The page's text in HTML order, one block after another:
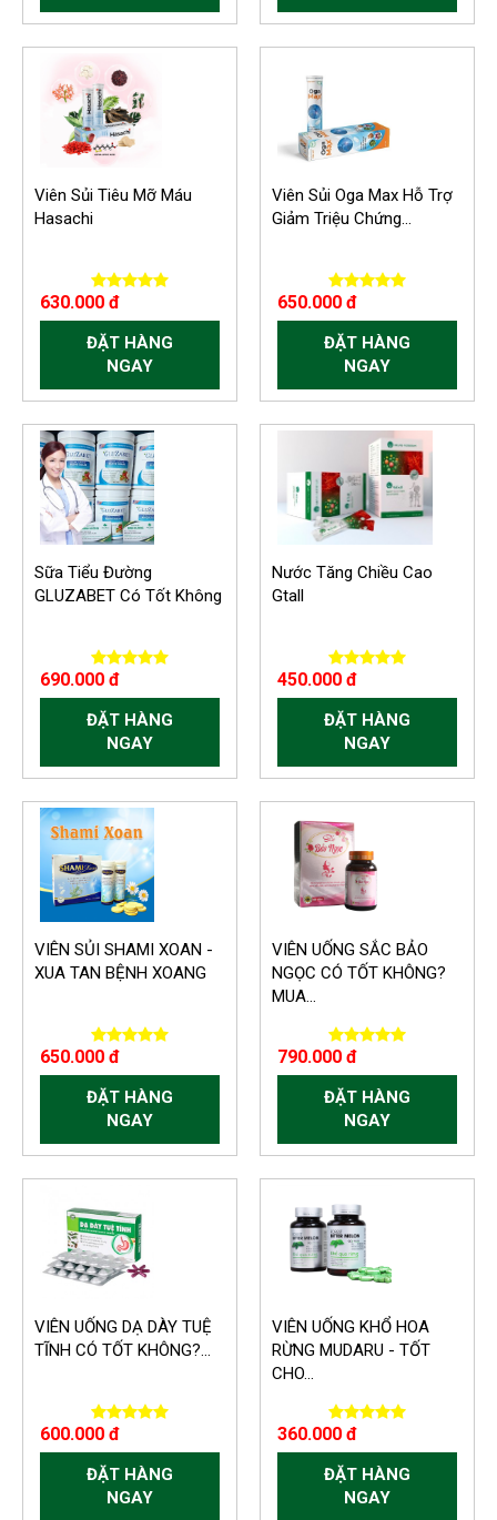
Viên Sủi Tiêu Mỡ Máu
Hasachi
630.000 đ
ĐẶT HÀNG
NGAY
Viên Sủi Oga Max Hỗ Trợ
Giảm Triệu Chứng...
650.000 đ
ĐẶT HÀNG
NGAY
Sữa Tiểu Đường
GLUZABET Có Tốt Không
690.000 đ
ĐẶT HÀNG
NGAY
Nước Tăng Chiều Cao
Gtall
450.000 đ
ĐẶT HÀNG
NGAY
VIÊN SỦI SHAMI XOAN -
XUA TAN BỆNH XOANG
650.000 đ
ĐẶT HÀNG
NGAY
VIÊN UỐNG SẮC BẢO
NGỌC CÓ TỐT KHÔNG?
MUA...
790.000 đ
ĐẶT HÀNG
NGAY
VIÊN UỐNG DẠ DÀY TUỆ
TĨNH CÓ TỐT KHÔNG?...
600.000 đ
ĐẶT HÀNG
NGAY
VIÊN UỐNG KHỔ HOA
RỪNG MUDARU - TỐT
CHO...
360.000 đ
ĐẶT HÀNG
NGAY